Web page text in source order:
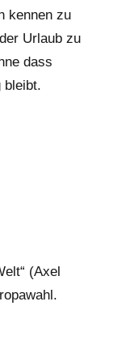
kennen zu
Urlaub zu
dass
bleibt.
(Axel